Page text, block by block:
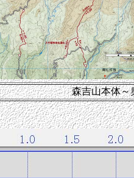
森吉山本体～